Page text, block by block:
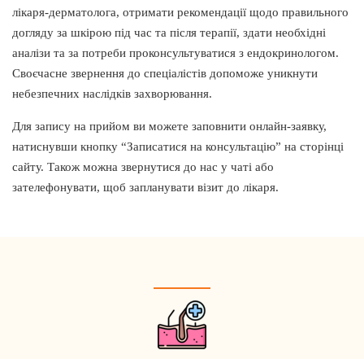
лікаря-дерматолога, отримати рекомендації щодо правильного
догляду за шкірою під час та після терапії, здати необхідні
аналізи та за потреби проконсультуватися з ендокринологом.
Своєчасне звернення до спеціалістів допоможе уникнути
небезпечних наслідків захворювання.
Для запису на прийом ви можете заповнити онлайн-заявку,
натиснувши кнопку “Записатися на консультацію” на сторінці
сайту. Також можна звернутися до нас у чаті або
зателефонувати, щоб запланувати візит до лікаря.